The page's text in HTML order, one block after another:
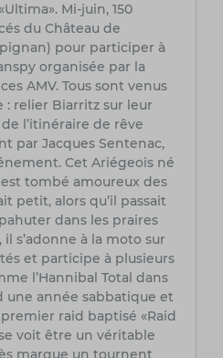
Mi-juin, 150
du Château de
pour participer à
organisée par la
AMV. Tous sont venus
: relier Biarritz sur leur
l’itinéraire de rêve
par Jacques Sentenac,
Cet Ariégeois né
est tombé amoureux des
petit, alors qu’il passait
dans les praires
s’adonne à la moto sur
et participe à plusieurs
l’Hannibal Total dans
une année sabbatique et
raid baptisé «Raid
voit être un véritable
marque un tournent